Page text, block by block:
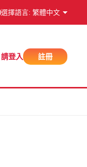
選擇語言: 繁體中文
登入 註冊